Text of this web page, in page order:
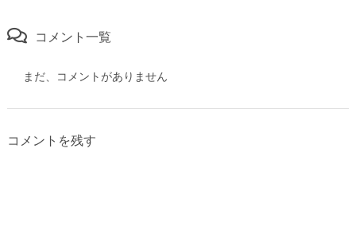
コメント一覧
まだ、コメントがありません
コメントを残す